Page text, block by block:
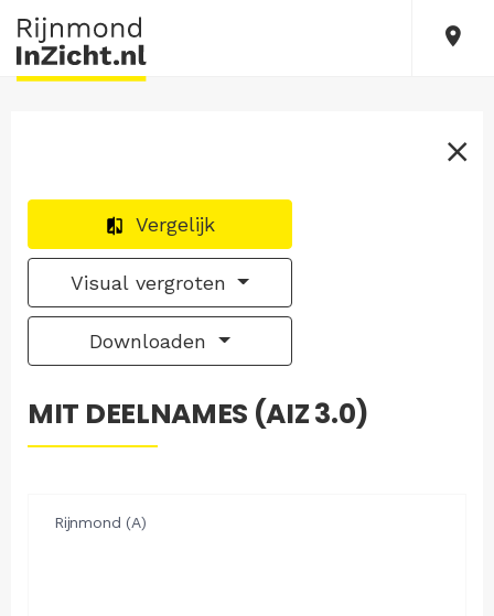
Vergelijk
Visual vergroten
Downloaden
MIT DEELNAMES (AIZ 3.0)